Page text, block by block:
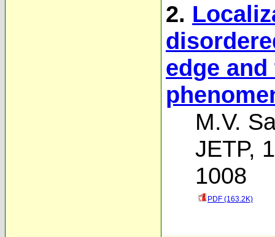
2.
edge
M.V.
JETP,
1008
PDF (163.2K)